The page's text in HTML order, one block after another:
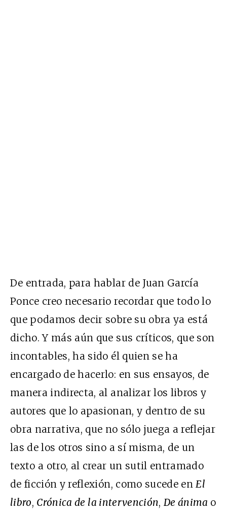
De entrada, para hablar de Juan García
Ponce creo necesario recordar que todo lo
que podamos decir sobre su obra ya está
dicho. Y más aún que sus críticos, que son
incontables, ha sido él quien se ha
encargado de hacerlo: en sus ensayos, de
manera indirecta, al analizar los libros y
autores que lo apasionan, y dentro de su
obra narrativa, que no sólo juega a reflejar
las de los otros sino a sí misma, de un
texto a otro, al crear un sutil entramado
de ficción y reflexión, como sucede enEl
libro, Crónica de la intervención, De ánima o